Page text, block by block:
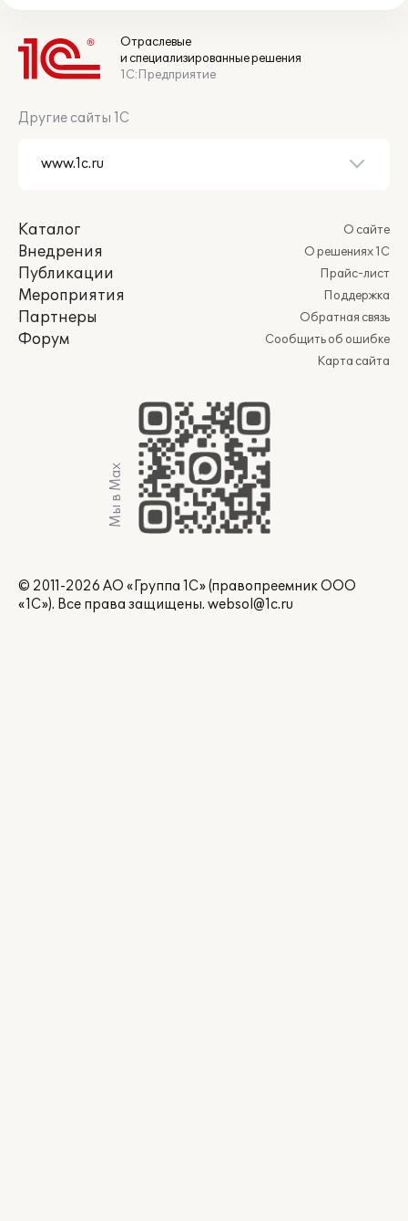
Отраслевые
и специализированные решения
1С:Предприятие
Другие сайты 1С
Каталог
Внедрения
Публикации
Мероприятия
Партнеры
Форум
О сайте
О решениях 1С
Прайс-лист
Поддержка
Обратная связь
Сообщить об ошибке
Карта сайта
Мы в Max
© 2011-2026 АО «Группа 1С» (правопреемник ООО
«1С»). Все права защищены. websol@1c.ru